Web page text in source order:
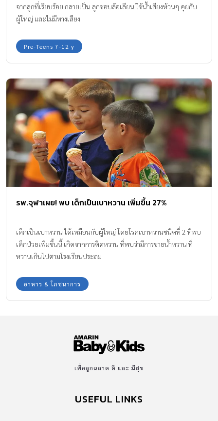
จากลูกที่เรียบร้อย กลายเป็น ลูกชอบล้อเลียน ใช้น้ำเสียงห้วนๆ คุยกับ
ผู้ใหญ่ และไม่มีหางเสียง
Pre-Teens 7-12 y
รพ.จุฬาเผย! พบ เด็กเป็นเบาหวาน เพิ่มขึ้น 27%
เด็กเป็นเบาหวาน ได้เหมือนกับผู้ใหญ่ โดยโรคเบาหวานชนิดที่ 2 ที่พบ
เด็กป่วยเพิ่มขึ้นนี้ เกิดจากการติดหวาน ที่พบว่ามีการขายน้ำหวาน ที่
หวานเกินไปตามโรงเรียนประถม
อาหาร & โภชนาการ
เพื่อลูกฉลาด ดี และ มีสุข
USEFUL LINKS